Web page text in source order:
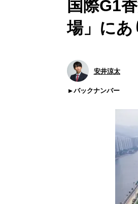
国際G1
場」にあ
安井涼太
バックナンバー